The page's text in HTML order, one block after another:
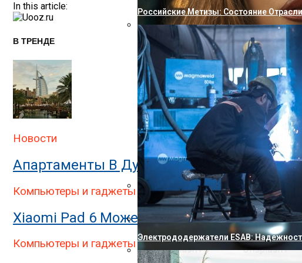
Раскрыты Подробности О Новых
Диспорт: Особенности Препарата,
Российские Метизы: Состояние
Электрододержатели ESAB:
In this article:
В ТРЕНДЕ
Новости
Апартаменты В Дубае: 10 Причин
Компьютеры и гаджеты
Xiaomi Pad 6 Может Работать До 49,9
Компьютеры и гаджеты